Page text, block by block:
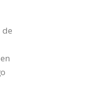
de